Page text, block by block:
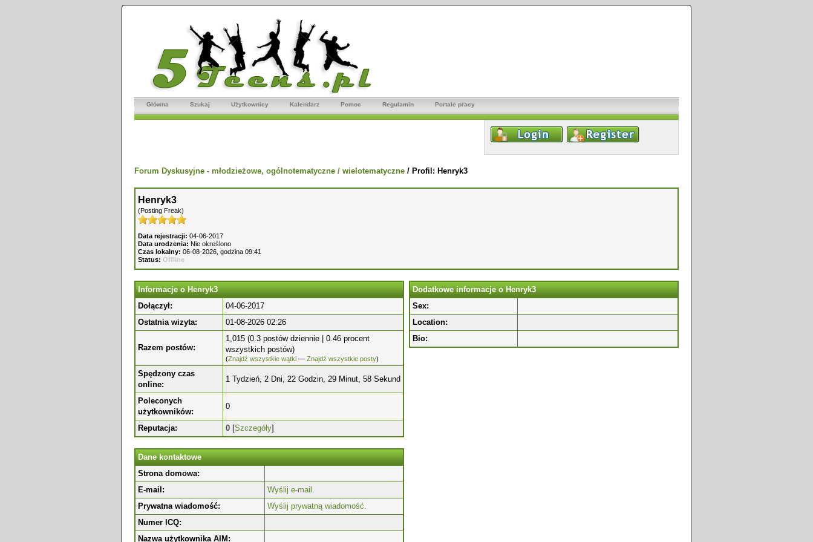
Główna Szukaj Użytkownicy Kalendarz Pomoc Regulamin Portale pracy
Forum Dyskusyjne - młodzieżowe, ogólnotematyczne / wielotematyczne / Profil: Henryk3
Henryk3
(Posting Freak)
Data rejestracji: 04-06-2017
Data urodzenia: Nie określono
Czas lokalny: 06-08-2026, godzina 09:41
Status: Offline
Informacje o Henryk3
Dołączył:
04-06-2017
Ostatnia wizyta:
01-08-2026 02:26
Razem postów:
1,015 (0.3 postów dziennie | 0.46 procent
wszystkich postów)
(Znajdź wszystkie wątki — Znajdź wszystkie posty)
Spędzony czas
online:
1 Tydzień, 2 Dni, 22 Godzin, 29 Minut, 58 Sekund
Poleconych
użytkowników:
0
Reputacja: 0 [Szczegóły]
Dane kontaktowe
Strona domowa:
E-mail:
Wyślij e-mail.
Prywatna wiadomość:
Wyślij prywatną wiadomość.
Numer ICQ:
Nazwa użytkownika AIM:
Dodatkowe informacje o Henryk3
Sex:
Location:
Bio: